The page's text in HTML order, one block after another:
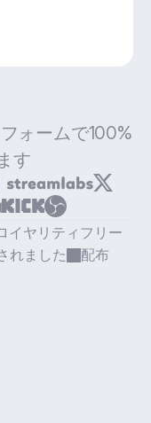
ォームで100%
す
イヤリティフリー
れました 配布